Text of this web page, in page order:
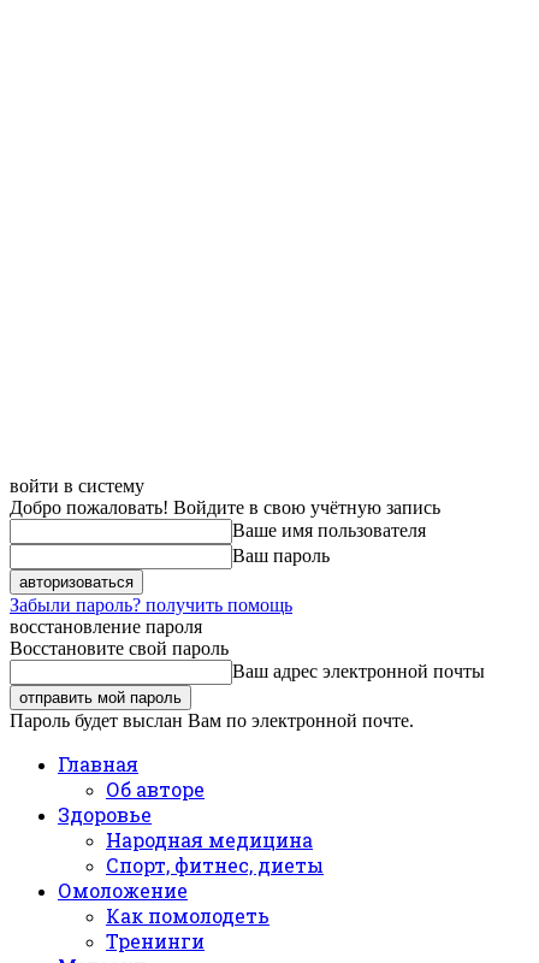
войти в систему
Добро пожаловать! Войдите в свою учётную запись
Ваше имя пользователя
Ваш пароль
Забыли пароль? получить помощь
восстановление пароля
Восстановите свой пароль
Ваш адрес электронной почты
Пароль будет выслан Вам по электронной почте.
Главная
Об авторе
Здоровье
Народная медицина
Спорт, фитнес, диеты
Омоложение
Как помолодеть
Тренинги